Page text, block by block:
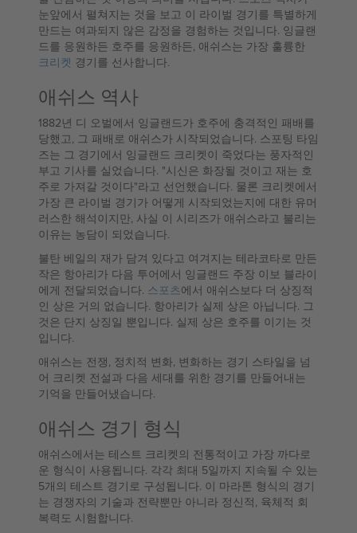
눈앞에서 펼쳐지는 것을 보고 이 라이벌 경기를 특별하게
만드는 여과되지 않은 감정을 경험하는 것입니다. 잉글랜
드를 응원하든 호주를 응원하든, 애쉬스는 가장 훌륭한
크리켓 경기를 선사합니다.
애쉬스 역사
1882년 디 오벌에서 잉글랜드가 호주에 충격적인 패배를
당했고, 그 패배로 애쉬스가 시작되었습니다. 스포팅 타임
즈는 그 경기에서 잉글랜드 크리켓이 죽었다는 풍자적인
부고 기사를 실었습니다. "시신은 화장될 것이고 재는 호
주로 가져갈 것이다"라고 선언했습니다. 물론 크리켓에서
가장 큰 라이벌 경기가 어떻게 시작되었는지에 대한 유머
러스한 해석이지만, 사실 이 시리즈가 애쉬스라고 불리는
이유는 농담이 되었습니다.
불탄 베일의 재가 담겨 있다고 여겨지는 테라코타로 만든
작은 항아리가 다음 투어에서 잉글랜드 주장 이보 블라이
에게 전달되었습니다. 스포츠에서 애쉬스보다 더 상징적
인 상은 거의 없습니다. 항아리가 실제 상은 아닙니다. 그
것은 단지 상징일 뿐입니다. 실제 상은 호주를 이기는 것
입니다.
애쉬스는 전쟁, 정치적 변화, 변화하는 경기 스타일을 넘
어 크리켓 전설과 다음 세대를 위한 경기를 만들어내는
기억을 만들어냈습니다.
애쉬스 경기 형식
애쉬스에서는 테스트 크리켓의 전통적이고 가장 까다로
운 형식이 사용됩니다. 각각 최대 5일까지 지속될 수 있는
5개의 테스트 경기로 구성됩니다. 이 마라톤 형식의 경기
는 경쟁자의 기술과 전략뿐만 아니라 정신적, 육체적 회
복력도 시험합니다.